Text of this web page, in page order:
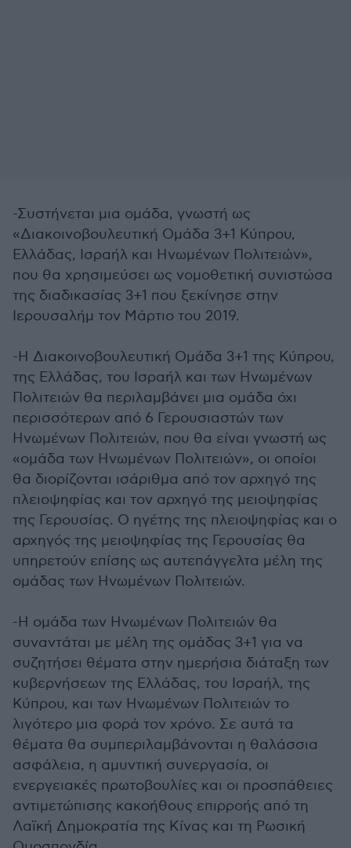
-Συστήνεται μια ομάδα, γνωστή ως
«Διακοινοβουλευτική Ομάδα 3+1 Κύπρου,
Ελλάδας, Ισραήλ και Ηνωμένων Πολιτειών»,
που θα χρησιμεύσει ως νομοθετική συνιστώσα
της διαδικασίας 3+1 που ξεκίνησε στην
Ιερουσαλήμ τον Μάρτιο του 2019.
-Η Διακοινοβουλευτική Ομάδα 3+1 της Κύπρου,
της Ελλάδας, του Ισραήλ και των Ηνωμένων
Πολιτειών θα περιλαμβάνει μια ομάδα όχι
περισσότερων από 6 Γερουσιαστών των
Ηνωμένων Πολιτειών, που θα είναι γνωστή ως
«ομάδα των Ηνωμένων Πολιτειών», οι οποίοι
θα διορίζονται ισάριθμα από τον αρχηγό της
πλειοψηφίας και τον αρχηγό της μειοψηφίας
της Γερουσίας. Ο ηγέτης της πλειοψηφίας και ο
αρχηγός της μειοψηφίας της Γερουσίας θα
υπηρετούν επίσης ως αυτεπάγγελτα μέλη της
ομάδας των Ηνωμένων Πολιτειών.
-Η ομάδα των Ηνωμένων Πολιτειών θα
συναντάται με μέλη της ομάδας 3+1 για να
συζητήσει θέματα στην ημερήσια διάταξη των
κυβερνήσεων της Ελλάδας, του Ισραήλ, της
Κύπρου, και των Ηνωμένων Πολιτειών το
λιγότερο μια φορά τον χρόνο. Σε αυτά τα
θέματα θα συμπεριλαμβάνονται η θαλάσσια
ασφάλεια, η αμυντική συνεργασία, οι
ενεργειακές πρωτοβουλίες και οι προσπάθειες
αντιμετώπισης κακοήθους επιρροής από τη
Λαϊκή Δημοκρατία της Κίνας και τη Ρωσική